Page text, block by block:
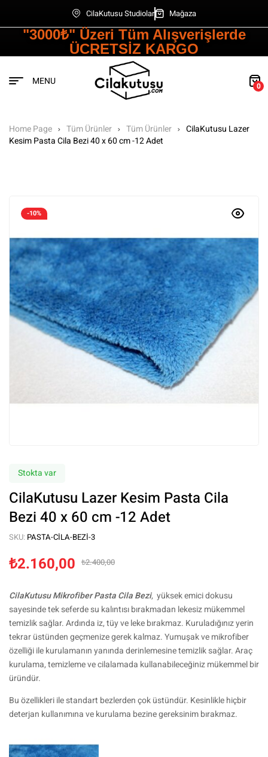
CilaKutusu Studiolar Mağaza
"3000₺" Üzeri Tüm Alışverişlerde
ÜCRETSİZ KARGO
MENU 0
Home Page Tüm Ürünler Tüm Ürünler
CilaKutusu Lazer
Kesim Pasta Cila Bezi 40 x 60 cm -12 Adet
-10%
Stokta var
CilaKutusu Lazer Kesim Pasta Cila
Bezi 40 x 60 cm -12 Adet
SKU: PASTA-CILA-BEZI-3
₺2.400,00
₺2.160,00
CilaKutusu Mikrofiber Pasta Cila Bezi, yüksek emici dokusu
sayesinde tek seferde su kalıntısı bırakmadan lekesiz mükemmel
temizlik sağlar. Ardında iz, tüy ve leke bırakmaz. Kuruladığınız yerin
tekrar üstünden geçmenize gerek kalmaz. Yumuşak ve mikrofiber
özelliği ile kurulamanın yanında derinlemesine temizlik sağlar. Araç
kurulama, temizleme ve cilalamada kullanabileceğiniz mükemmel bir
üründür.
Bu özellikleri ile standart bezlerden çok üstündür. Kesinlikle hiçbir
deterjan kullanımına ve kurulama bezine gereksinim bırakmaz.